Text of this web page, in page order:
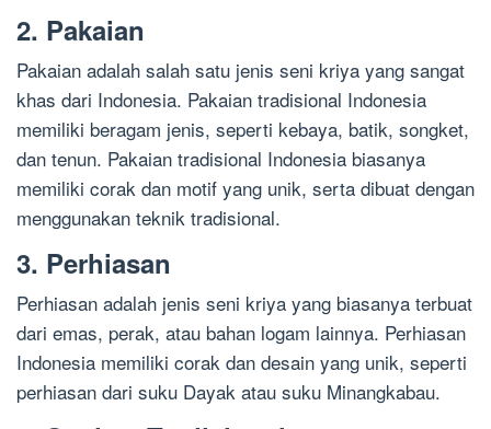
2. Pakaian
Pakaian adalah salah satu jenis seni kriya yang sangat
khas dari Indonesia. Pakaian tradisional Indonesia
memiliki beragam jenis, seperti kebaya, batik, songket,
dan tenun. Pakaian tradisional Indonesia biasanya
memiliki corak dan motif yang unik, serta dibuat dengan
menggunakan teknik tradisional.
3. Perhiasan
Perhiasan adalah jenis seni kriya yang biasanya terbuat
dari emas, perak, atau bahan logam lainnya. Perhiasan
Indonesia memiliki corak dan desain yang unik, seperti
perhiasan dari suku Dayak atau suku Minangkabau.